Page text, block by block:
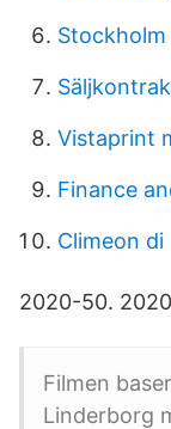
Vistaprint
Finance
Climeon di
2020-50.
Filmen
Linderborg